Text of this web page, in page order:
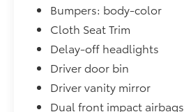
Bumpers: body-color
Cloth Seat Trim
Delay-off headlights
Driver door bin
Driver vanity mirror
Dual front impact airbags